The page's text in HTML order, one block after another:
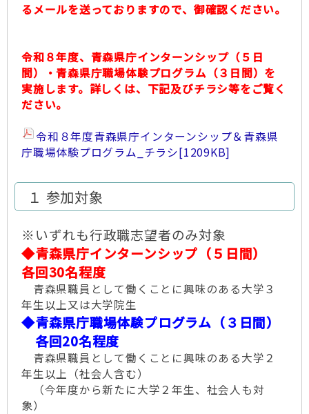
るメールを送っておりますので、御確認ください。
令和８年度、青森県庁インターンシップ（５日
間）・青森県庁職場体験プログラム（３日間）を
実施します。詳しくは、下記及びチラシ等をご覧く
ださい。
令和８年度青森県庁インターンシップ＆青森県
庁職場体験プログラム_チラシ[1209KB]
１ 参加対象
※いずれも行政職志望者のみ対象
◆青森県庁インターンシップ（５日間）
各回30名程度
青森県職員として働くことに興味のある大学３
年生以上又は大学院生
◆青森県庁職場体験プログラム（３日間）
各回20名程度
青森県職員として働くことに興味のある大学２
年生以上（社会人含む）
（今年度から新たに大学２年生、社会人も対
象）